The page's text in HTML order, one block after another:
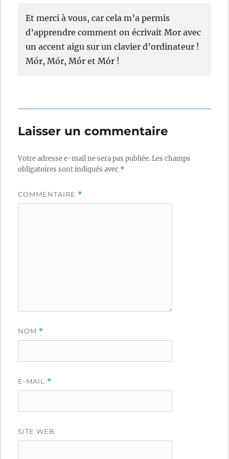
Et merci à vous, car cela m’a permis
d’apprendre comment on écrivait Mor avec
un accent aigu sur un clavier d’ordinateur !
Mór, Mór, Mór et Mór !
Laisser un commentaire
Votre adresse e-mail ne sera pas publiée.Les champs
obligatoires sont indiqués avec *
COMMENTAIRE *
NOM *
E-MAIL *
SITE WEB